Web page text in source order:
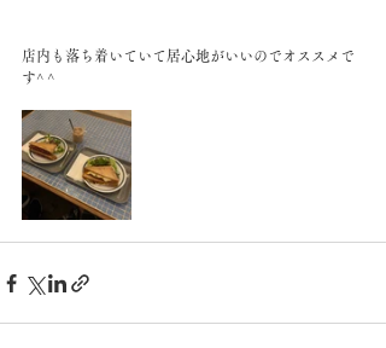
店内も落ち着いていて居心地がいいのでオススメで
す^ ^